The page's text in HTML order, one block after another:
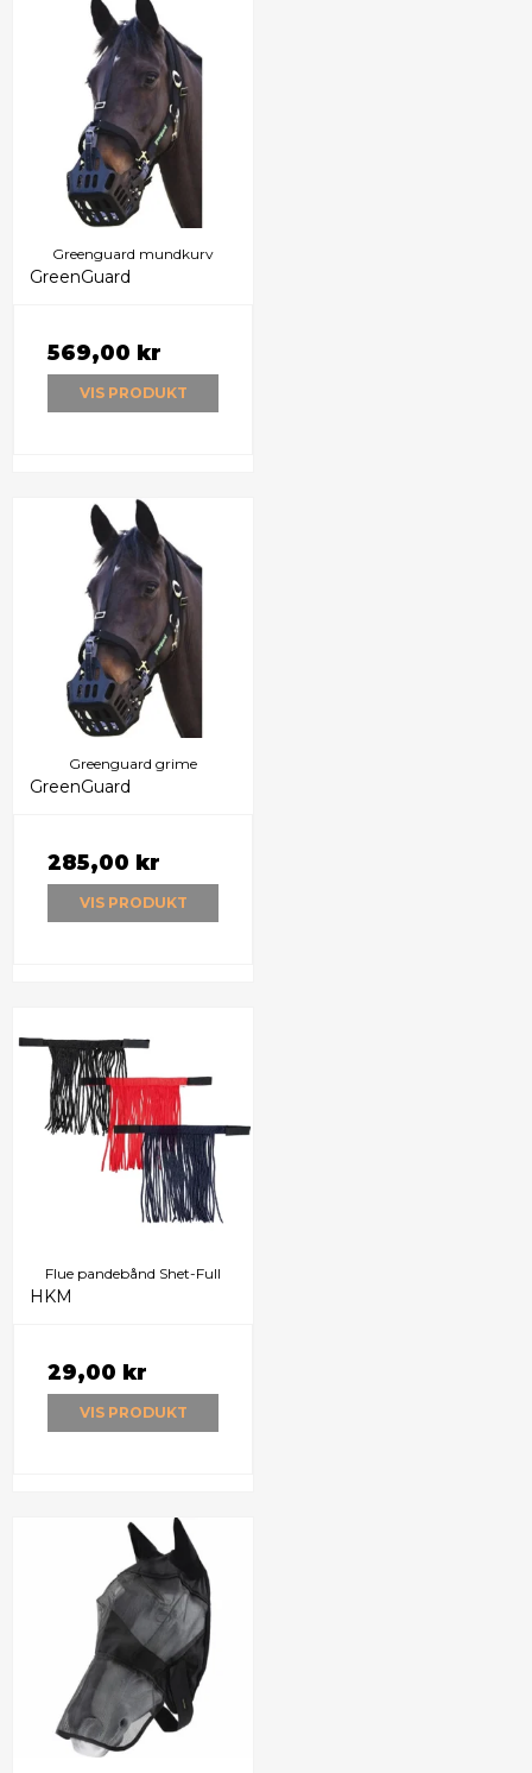
Greenguard mundkurv
GreenGuard
569,00 kr
VIS PRODUKT
Greenguard grime
GreenGuard
285,00 kr
VIS PRODUKT
Flue pandebånd Shet-Full
HKM
29,00 kr
VIS PRODUKT